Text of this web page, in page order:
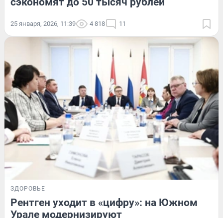
25 января, 2026, 11:39 4 818 11
ЗДОРОВЬЕ
Рентген уходит в «цифру»: на Южном
Урале модернизируют